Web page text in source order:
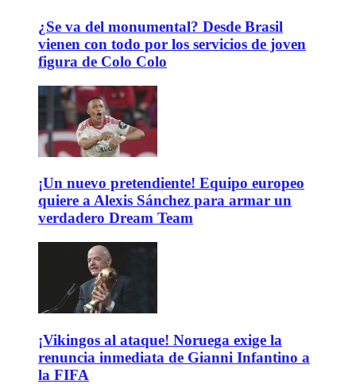
¿Se va del monumental? Desde Brasil
vienen con todo por los servicios de joven
figura de Colo Colo
¡Un nuevo pretendiente! Equipo europeo
quiere a Alexis Sánchez para armar un
verdadero Dream Team
¡Vikingos al ataque! Noruega exige la
renuncia inmediata de Gianni Infantino a
la FIFA